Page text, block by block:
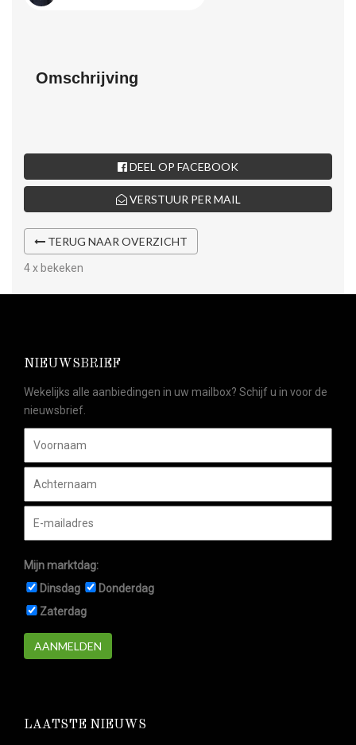
Omschrijving
DEEL OP FACEBOOK
VERSTUUR PER MAIL
TERUG NAAR OVERZICHT
4 x bekeken
NIEUWSBRIEF
Wekelijks alle aanbiedingen in uw mailbox? Schijf u in voor de
nieuwsbrief.
Mijn marktdag:
Dinsdag
Donderdag
Zaterdag
AANMELDEN
LAATSTE NIEUWS